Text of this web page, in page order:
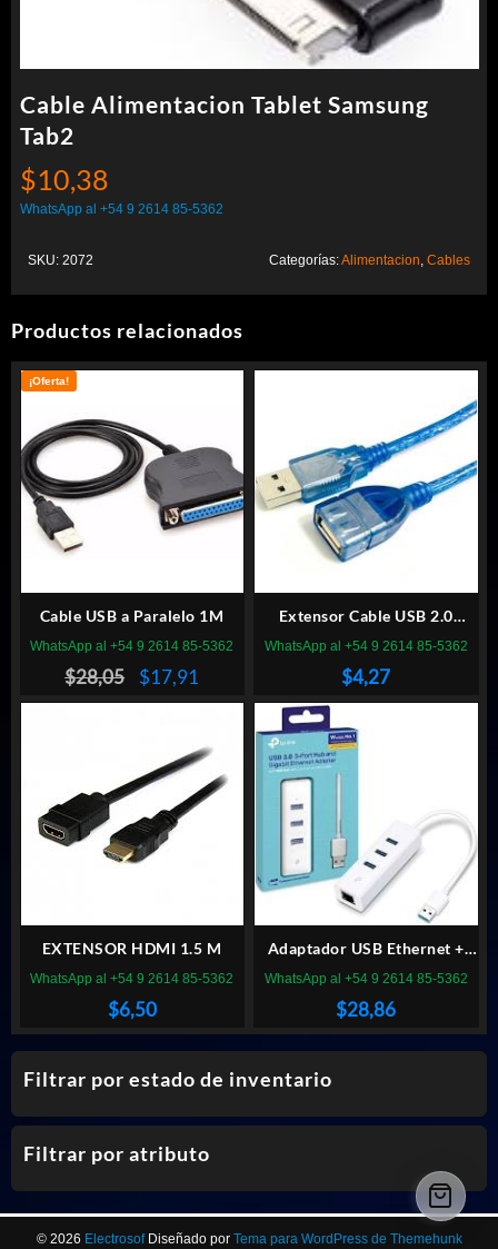
Filtrar por estado de inventario
Filtrar por atributo
Cable Alimentacion Tablet Samsung
Tab2
$10,38
WhatsApp al +54 9 2614 85-5362
SKU: 2072 Categorías:Alimentacion Cables
Productos relacionados
¡Oferta!
Cable USB a Paralelo 1M
$28,05
El
precio
$28,05.
$17,91
precio
es:
$17,91.
WhatsApp al +54 9 2614 85-5362
Extensor Cable USB 2.0
SEISA Azul Mallado 1.5M
$4,27
WhatsApp al +54 9 2614 85-5362
EXTENSOR HDMI 1.5 M
$6,50
WhatsApp al +54 9 2614 85-5362
Adaptador USB Ethernet +
HUB TP-LINK TL-UE330
$28,86
WhatsApp al +54 9 2614 85-5362
© 2026 Electrosof Diseñado por Tema para WordPress de Themehunk